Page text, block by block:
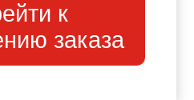
к
заказа